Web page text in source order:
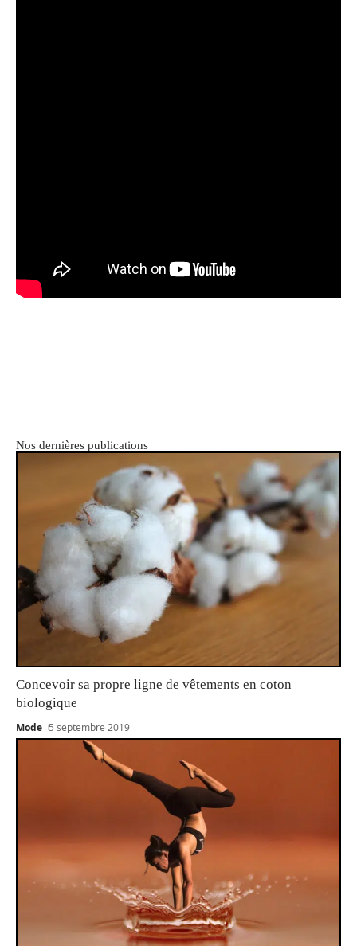
Nos dernières publications
Concevoir sa propre ligne de vêtements en coton
biologique
Mode 5 septembre 2019